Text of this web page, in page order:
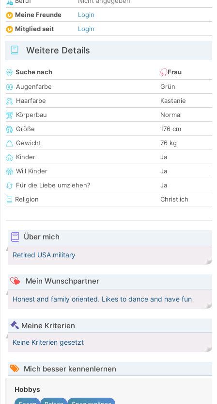
Meine Freunde
Login
Mitglied seit
Login
Weitere Details
Suche nach
Frau
Augenfarbe
Grün
Haarfarbe
Kastanie
Körperbau
Normal
Größe
176 cm
Gewicht
76 kg
Kinder
Ja
Will Kinder
Ja
Für die Liebe umziehen?
Ja
Religion
Christlich
Über mich
Retired USA military
Mein Wunschpartner
Honest and family oriented. Likes to dance and have fun
Meine Kriterien
Keine Kriterien gesetzt
Mich besser kennenlernen
Hobbys